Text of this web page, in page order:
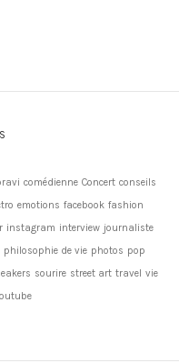
comédienne Concert conseils
emotions facebook fashion
instagram interview journaliste
philosophie de vie photos pop
sourire street art travel vie